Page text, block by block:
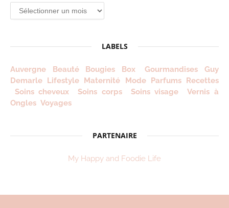
Archives
depuis
LABELS
Auvergne Beauté Bougies Box Gourmandises
Guy
Demarle
Lifestyle Maternité Mode Parfums
Recettes
Soins cheveux
Soins corps Soins visage
Vernis à
Ongles Voyages
PARTENAIRE
My Happy and Foodie Life